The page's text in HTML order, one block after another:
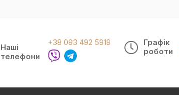
Наші
телефони
+38 093 492 5919
Графік
роботи